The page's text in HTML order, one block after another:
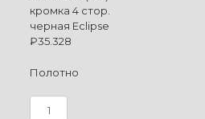
кромка 4 стор.
черная Eclipse
₽35.328
Полотно